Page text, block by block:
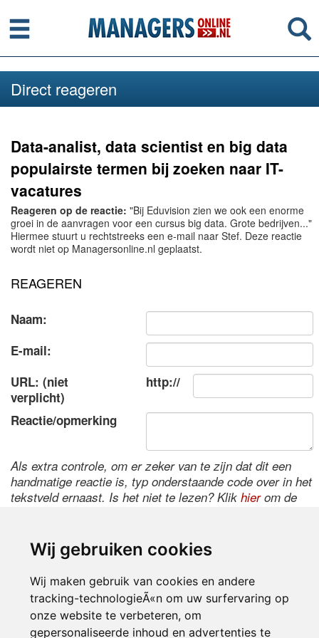
Wij gebruiken cookies
Wij maken gebruik van cookies en andere
tracking-technologieÃ«n om uw surfervaring op
onze website te verbeteren, om
gepersonaliseerde inhoud en advertenties te
Menu
Direct reageren
Data-analist, data scientist en big data
populairste termen bij zoeken naar IT-
vacatures
Reageren op de reactie: "Bij Eduvision zien we ook een enorme
groei in de aanvragen voor een cursus big data. Grote bedrijven..."
Hiermee stuurt u rechtstreeks een e-mail naar Stef. Deze reactie
wordt niet op Managersonline.nl geplaatst.
REAGEREN
Naam:
E-mail:
URL: (niet
verplicht)
http://
Reactie/opmerking
Als extra controle, om er zeker van te zijn dat dit een
handmatige reactie is, typ onderstaande code over in het
tekstveld ernaast. Is het niet te lezen? Klik hierom de